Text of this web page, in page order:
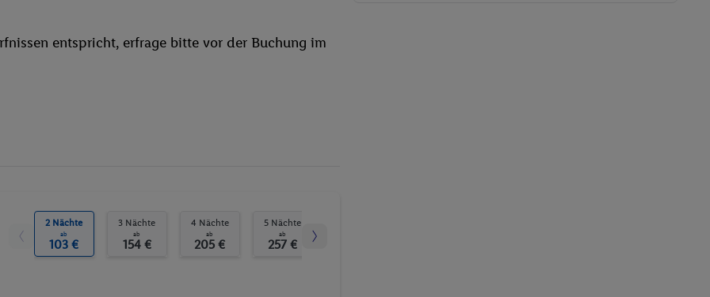
Sonnenschirme
Bräunungsstudio/Solarium
Sauna
entspricht, erfrage bitte vor der Buchung im
2 Nächte
ab
103 €
3 Nächte
ab
154 €
4 Nächte
ab
205 €
5 Nächte
ab
257 €